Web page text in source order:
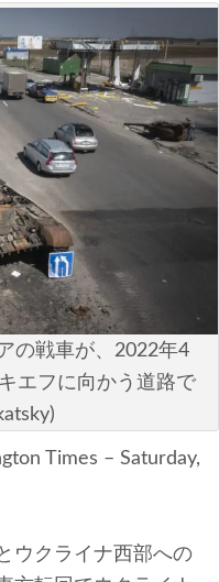
の戦車が、2022年4
エフに向かう道路で
Times – Saturday,
ウクライナ西部への